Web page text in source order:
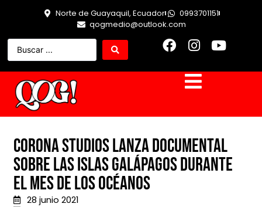
Norte de Guayaquil, Ecuador
0993701151
qogmedio@outlook.com
Corona Studios lanza documental
sobre las Islas Galápagos durante
el mes de los océanos
28 junio 2021